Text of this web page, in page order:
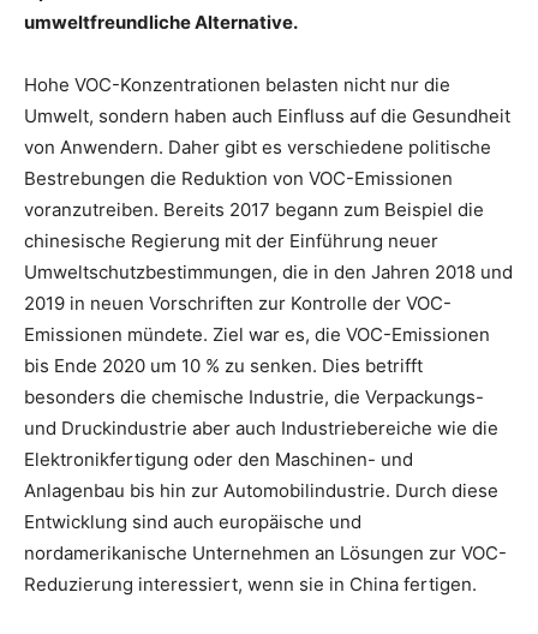
umweltfreundliche Alternative.
Hohe VOC-Konzentrationen belasten nicht nur die
Umwelt, sondern haben auch Einfluss auf die Gesundheit
von Anwendern. Daher gibt es verschiedene politische
Bestrebungen die Reduktion von VOC-Emissionen
voranzutreiben. Bereits 2017 begann zum Beispiel die
chinesische Regierung mit der Einführung neuer
Umweltschutzbestimmungen, die in den Jahren 2018 und
2019 in neuen Vorschriften zur Kontrolle der VOC-
Emissionen mündete. Ziel war es, die VOC-Emissionen
bis Ende 2020 um 10 % zu senken. Dies betrifft
besonders die chemische Industrie, die Verpackungs-
und Druckindustrie aber auch Industriebereiche wie die
Elektronikfertigung oder den Maschinen- und
Anlagenbau bis hin zur Automobilindustrie. Durch diese
Entwicklung sind auch europäische und
nordamerikanische Unternehmen an Lösungen zur VOC-
Reduzierung interessiert, wenn sie in China fertigen.